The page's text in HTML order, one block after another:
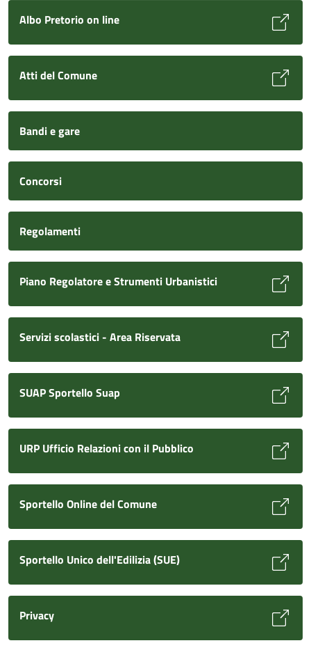
Albo Pretorio on line
Atti del Comune
Bandi e gare
Concorsi
Regolamenti
Piano Regolatore e Strumenti Urbanistici
Servizi scolastici - Area Riservata
SUAP Sportello Suap
URP Ufficio Relazioni con il Pubblico
Sportello Online del Comune
Sportello Unico dell'Edilizia (SUE)
Privacy